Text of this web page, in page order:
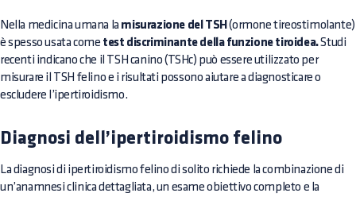
Nella medicina umana la misurazione del TSH (ormone tireostimolante)
è spesso usata come test discriminante della funzione tiroidea.Studi
recenti indicano che il TSH canino (TSHc) può essere utilizzato per
misurare il TSH felino e i risultati possono aiutare a diagnosticare o
escludere l’ipertiroidismo.
Diagnosi dell’ipertiroidismo felino
La diagnosi di ipertiroidismo felino di solito richiede la combinazione di
un’anamnesi clinica dettagliata, un esame obiettivo completo e la